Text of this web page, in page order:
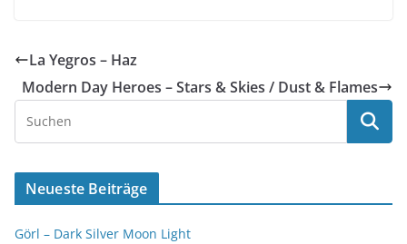
La Yegros – Haz
Modern Day Heroes – Stars & Skies / Dust & Flames
Neueste Beiträge
Görl – Dark Silver Moon Light